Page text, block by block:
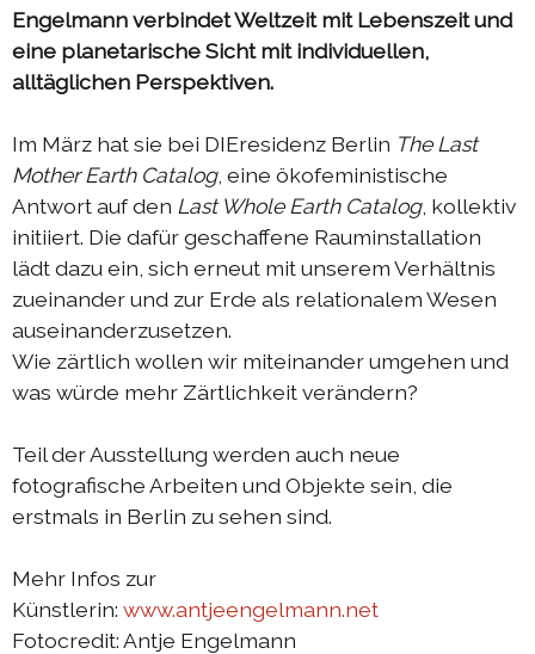
Engelmann verbindet Weltzeit mit Lebenszeit und
eine planetarische Sicht mit individuellen,
alltäglichen Perspektiven.
Im März hat sie bei DIEresidenz Berlin The Last
Mother Earth Catalog, eine ökofeministische
Antwort auf den Last Whole Earth Catalog, kollektiv
initiiert. Die dafür geschaffene Rauminstallation
lädt dazu ein, sich erneut mit unserem Verhältnis
zueinander und zur Erde als relationalem Wesen
auseinanderzusetzen.
Wie zärtlich wollen wir miteinander umgehen und
was würde mehr Zärtlichkeit verändern?
Teil der Ausstellung werden auch neue
fotografische Arbeiten und Objekte sein, die
erstmals in Berlin zu sehen sind.
Mehr Infos zur
Künstlerin: www.antjeengelmann.net
Fotocredit: Antje Engelmann